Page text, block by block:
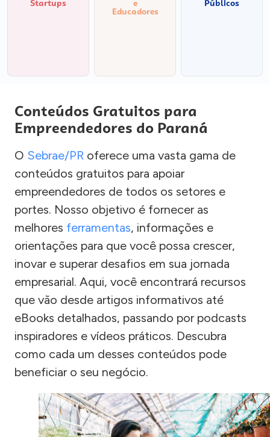
Startups e
Educadores
Públicos
Conteúdos Gratuitos para
Empreendedores do Paraná
O Sebrae/PR oferece uma vasta gama de
conteúdos gratuitos para apoiar
empreendedores de todos os setores e
portes. Nosso objetivo é fornecer as
melhores ferramentas, informações e
orientações para que você possa crescer,
inovar e superar desafios em sua jornada
empresarial. Aqui, você encontrará recursos
que vão desde artigos informativos até
eBooks detalhados, passando por podcasts
inspiradores e vídeos práticos. Descubra
como cada um desses conteúdos pode
beneficiar o seu negócio.